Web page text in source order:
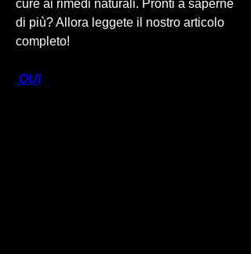
cure ai rimedi naturali. Pronti a saperne
di più? Allora leggete il nostro articolo
completo!
QUI